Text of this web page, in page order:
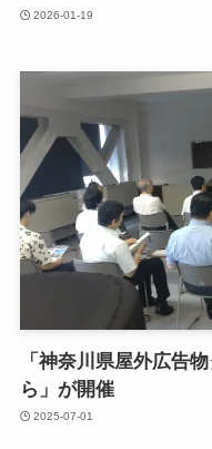
2026-01-19
「神奈川県屋外広告
ら」が開催
2025-07-01